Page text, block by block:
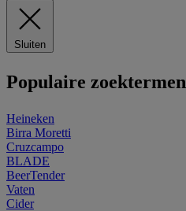
Sluiten
Populaire zoektermen
Heineken
Birra Moretti
Cruzcampo
BLADE
BeerTender
Vaten
Cider